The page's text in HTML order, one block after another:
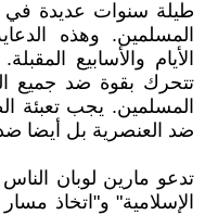
طيلة سنوات عديدة في
المسلمين. وهذه
الأيام والأسابيع
تتحرك بقوة ضد جميع
المسلمين. يجب تعبئة
ضد العنصرية بل أيضا ضد
تدعو مارين لوبان
الإسلامية" و"اتخاذ